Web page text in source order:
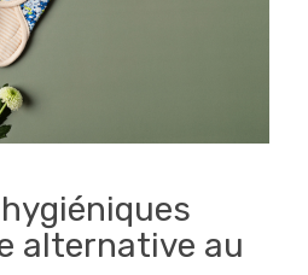
alternative au